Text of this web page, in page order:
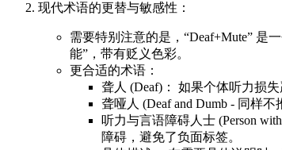
现代术语的更替与敏感性：
需要特别注意的是，“Deaf+Mute” 是
能”，带有贬义色彩。
更合适的术语：
聋人 (Deaf)： 如果个体听力损
聋哑人 (Deaf and Dumb - 同样
听力与言语障碍人士 (Person
障碍，避免了负面标签。